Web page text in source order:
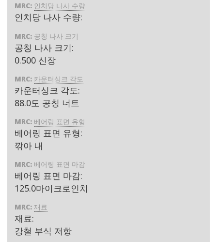
MRC: 인치당 나사 수량
인치당 나사 수량:
MRC: 공칭 나사 크기
공칭 나사 크기:
0.500 신장
MRC: 카운터싱크 각도
카운터싱크 각도:
88.0도 공칭 너트
MRC: 베어링 표면 유형
베어링 표면 유형:
깎아 내
MRC: 베어링 표면 마감
베어링 표면 마감:
125.0마이크로인치
MRC: 재료
재료:
강철 부식 저항